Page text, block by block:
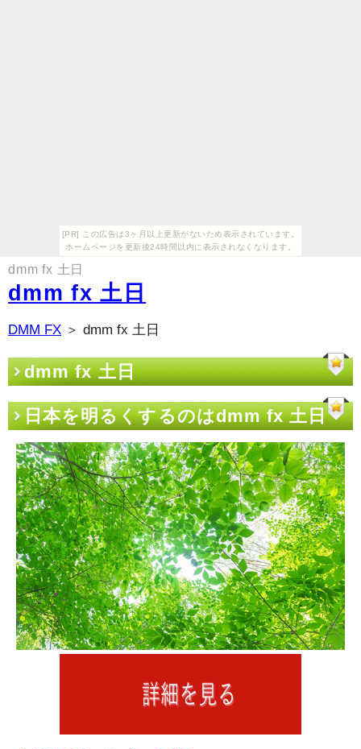
[PR] この広告は3ヶ月以上更新がないため表示されています。
ホームページを更新後24時間以内に表示されなくなります。
dmm fx 土日
dmm fx 土日
DMM FX ＞ dmm fx 土日
dmm fx 土日
日本を明るくするのはdmm fx 土日
だ。